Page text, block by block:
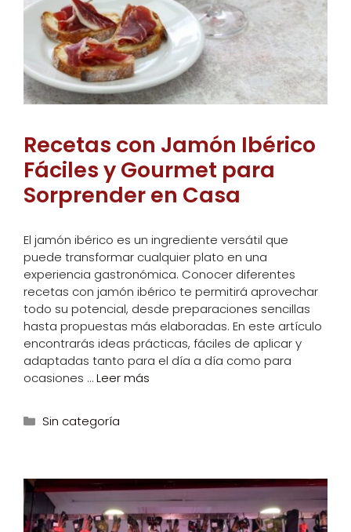
Recetas con Jamón Ibérico
Fáciles y Gourmet para
Sorprender en Casa
El jamón ibérico es un ingrediente versátil que
puede transformar cualquier plato en una
experiencia gastronómica. Conocer diferentes
recetas con jamón ibérico te permitirá aprovechar
todo su potencial, desde preparaciones sencillas
hasta propuestas más elaboradas. En este artículo
encontrarás ideas prácticas, fáciles de aplicar y
adaptadas tanto para el día a día como para
ocasiones …Leer más
Categorías
Sin categoría